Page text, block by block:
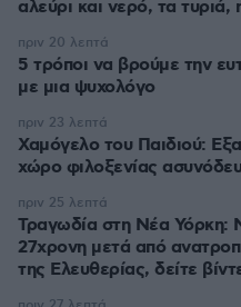
αλεύρι και νερό, τα τυριά,
5 τρόποι να βρούμε την
με μια ψυχολόγο
πριν 20 λεπτά
Χαμόγελο του Παιδιού:
χώρο φιλοξενίας
πριν 23 λεπτά
Τραγωδία στη Νέα Υόρκη:
27χρονη μετά από
της Ελευθερίας, δείτε
πριν 25 λεπτά